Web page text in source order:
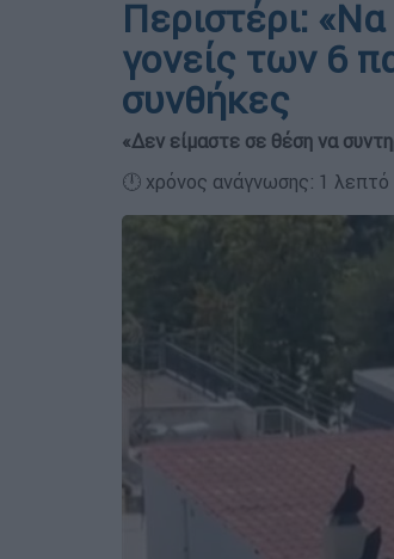
Περιστέρι:
γονείς των 6
συνθήκες
«Δεν είμαστε σε θέση να
🕛 χρόνος ανάγνωσης: 1